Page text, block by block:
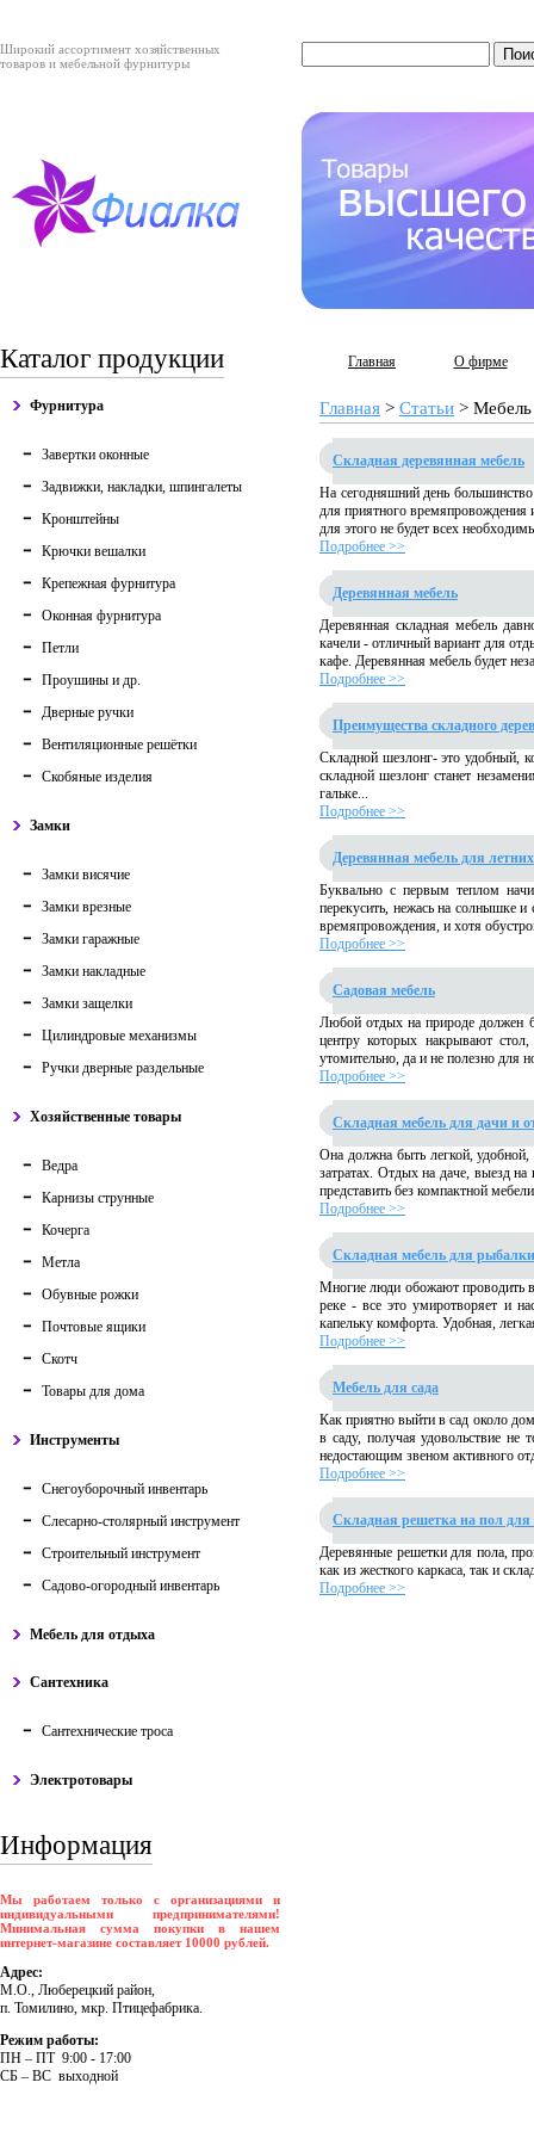
Широкий ассортимент хозяйственных
товаров и мебельной фурнитуры
Каталог продукции
Фурнитура
Завертки оконные
Задвижки, накладки, шпингалеты
Кронштейны
Крючки вешалки
Крепежная фурнитура
Оконная фурнитура
Петли
Проушины и др.
Дверные ручки
Вентиляционные решётки
Скобяные изделия
Замки
Замки висячие
Замки врезные
Замки гаражные
Замки накладные
Замки защелки
Цилиндровые механизмы
Ручки дверные раздельные
Хозяйственные товары
Ведра
Карнизы струнные
Кочерга
Метла
Обувные рожки
Почтовые ящики
Скотч
Товары для дома
Инструменты
Снегоуборочный инвентарь
Слесарно-столярный инструмент
Строительный инструмент
Садово-огородный инвентарь
Мебель для отдыха
Сантехника
Сантехнические троса
Электротовары
Информация
Мы работаем только с организациями и
индивидуальными предпринимателями!
Минимальная сумма покупки в нашем
интернет-магазине составляет 10000 рублей.
Адрес:
М.О., Люберецкий район,
п. Томилино, мкр. Птицефабрика.
Режим работы:
ПH – ПT 9:00 - 17:00
CБ – BC выходной
Главная О фирме
Главная > Статьи >
Складная деревянная мебель
На сегодняшний день
для приятного
для этого не будет всех
Подробнее >>
Деревянная мебель
Деревянная складная мебель
качели - отличный вариант для
кафе. Деревянная мебель будет
Подробнее >>
Преимущества складного
Складной шезлонг- это удобный,
складной шезлонг станет
гальке...
Подробнее >>
Деревянная мебель для
Буквально с первым теплом
перекусить, нежась на солнышке
времяпровождения, и хотя
Подробнее >>
Садовая мебель
Любой отдых на природе должен
центру которых накрывают
утомительно, да и не полезно для
Подробнее >>
Складная мебель для дачи и
Она должна быть легкой,
затратах. Отдых на даче, выезд
представить без компактной
Подробнее >>
Складная мебель для
Многие люди обожают проводить
реке - все это умиротворяет и
капельку комфорта. Удобная,
Подробнее >>
Мебель для сада
Как приятно выйти в сад около
в саду, получая удовольствие
недостающим звеном активного
Подробнее >>
Складная решетка на пол для
Деревянные решетки для пола,
как из жесткого каркаса, так и
Подробнее >>